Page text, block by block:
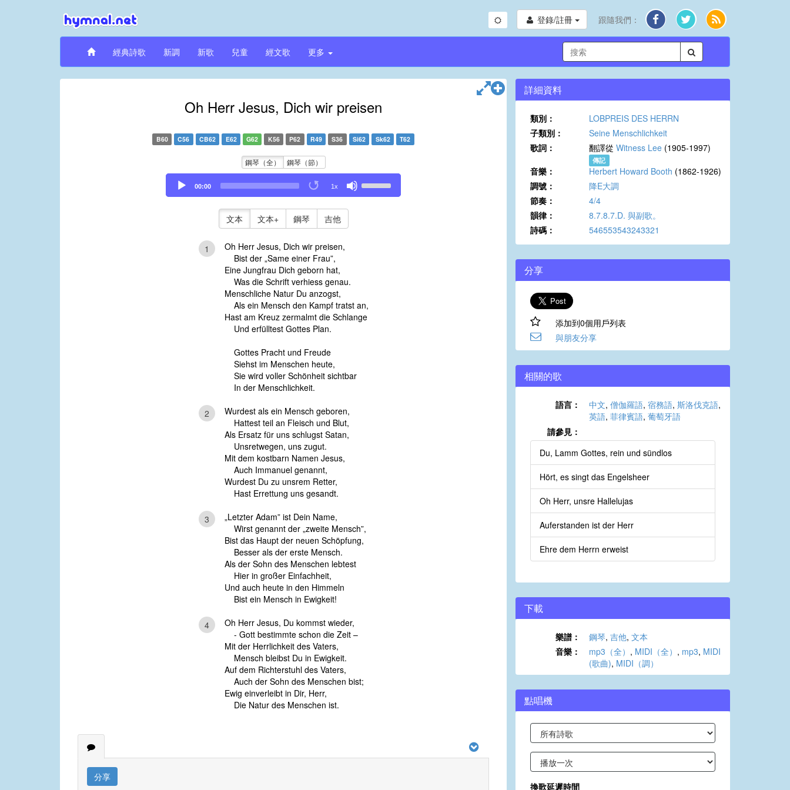
登錄/註冊 跟隨我們：
經典詩歌 新調 新歌 兒童 經文歌 更多
Oh Herr Jesus, Dich wir preisen
B60 C56 CB62 E62 G62 K56 P62 R49 S36 Si62 Sk62 T62
鋼琴（全） 鋼琴（節）
Audio
Player
00:00 1x
Up/Down
文本 文本+ 鋼琴 吉他
1
Oh Herr Jesus, Dich wir preisen,
Bist der „Same einer Frau”,
Eine Jungfrau Dich geborn hat,
Was die Schrift verhiess genau.
Menschliche Natur Du anzogst,
Als ein Mensch den Kampf tratst an,
Hast am Kreuz zermalmt die Schlange
Und erfülltest Gottes Plan.
Gottes Pracht und Freude
Siehst im Menschen heute,
Sie wird voller Schönheit sichtbar
In der Menschlichkeit.
2
Wurdest als ein Mensch geboren,
Hattest teil an Fleisch und Blut,
Als Ersatz für uns schlugst Satan,
Unsretwegen, uns zugut.
Mit dem kostbarn Namen Jesus,
Auch Immanuel genannt,
Wurdest Du zu unsrem Retter,
Hast Errettung uns gesandt.
3
„Letzter Adam” ist Dein Name,
Wirst genannt der „zweite Mensch”,
Bist das Haupt der neuen Schöpfung,
Besser als der erste Mensch.
Als der Sohn des Menschen lebtest
Hier in großer Einfachheit,
Und auch heute in den Himmeln
Bist ein Mensch in Ewigkeit!
4
Oh Herr Jesus, Du kommst wieder,
- Gott bestimmte schon die Zeit –
Mit der Herrlichkeit des Vaters,
Mensch bleibst Du in Ewigkeit.
Auf dem Richterstuhl des Vaters,
Auch der Sohn des Menschen bist;
Ewig einverleibt in Dir, Herr,
Die Natur des Menschen ist.
分享
詳細資料
類別：
LOBPREIS DES HERRN
子類別：
Seine Menschlichkeit
歌詞：
翻譯從 Witness Lee (1905-1997)
傳記
音樂： Herbert Howard Booth (1862-1926)
調號：
降E大調
節奏：
4/4
韻律：
8.7.8.7.D. 與副歌。
詩碼：
546553543243321
分享
添加到0個用戶列表
與朋友分享
相關的歌
語言： 中文, 僧伽羅語, 宿務語, 斯洛伐克語,
英語, 菲律賓語, 葡萄牙語
請參見：
Du, Lamm Gottes, rein und sündlos
Hört, es singt das Engelsheer
Oh Herr, unsre Hallelujas
Auferstanden ist der Herr
Ehre dem Herrn erweist
下載
樂譜： 鋼琴, 吉他, 文本
音樂：
mp3（全） , MIDI（全） , mp3, MIDI
(歌曲), MIDI（調）
點唱機
換歌延遲時間